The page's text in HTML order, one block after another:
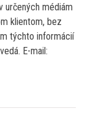
určených médiám
klientom, bez
týchto informácií
E-mail: